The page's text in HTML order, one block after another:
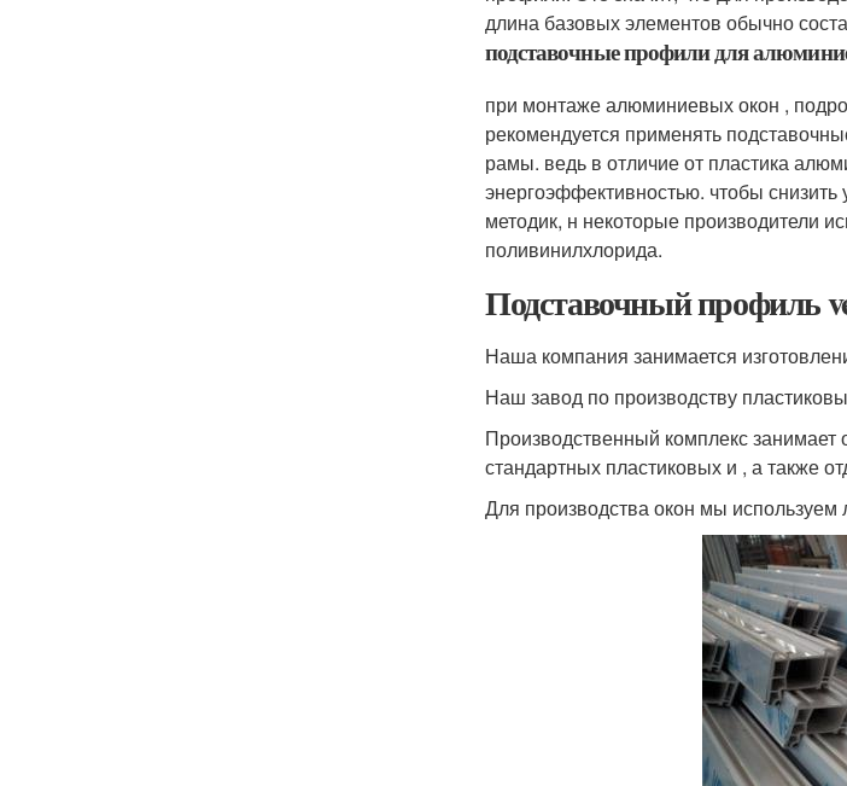
длина базовых элементов обычно
подставочные профили для
при монтаже алюминиевых окон ,
рекомендуется применять
рамы. ведь в отличие от пластика
энергоэффективностью. чтобы
методик, н некоторые производители
поливинилхлорида.
Подставочный профиль
Наша компания занимается
Наш завод по производству
Производственный комплекс
стандартных пластиковых и , а также
Для производства окон мы